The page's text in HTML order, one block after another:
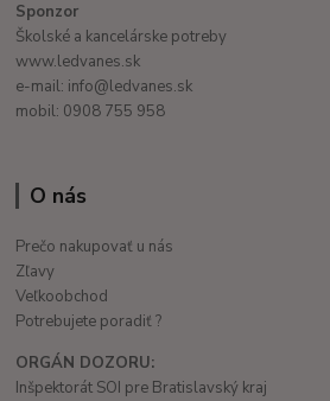
Sponzor
Školské a kancelárske potreby
www.ledvanes.sk
e-mail: info@ledvanes.sk
mobil: 0908 755 958
O nás
Prečo nakupovať u nás
Zľavy
Veľkoobchod
Potrebujete poradiť ?
ORGÁN DOZORU:
Inšpektorát SOI pre Bratislavský kraj